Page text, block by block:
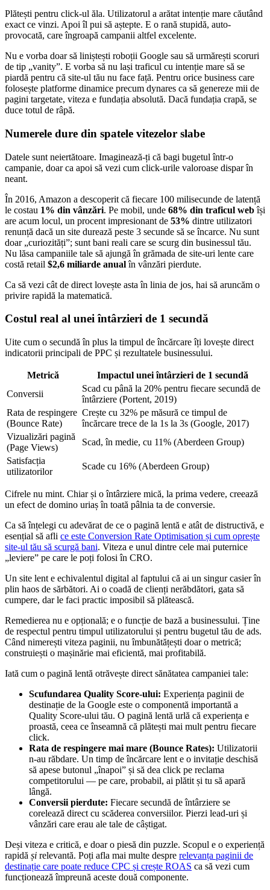
Plătești pentru click-ul ăla. Utilizatorul a arătat intenție mare căutând
exact ce vinzi. Apoi îl pui să aștepte. E o rană stupidă, auto-
provocată, care îngroapă campanii altfel excelente.
Nu e vorba doar să liniștești roboții Google sau să urmărești scoruri
de tip „vanity”. E vorba să nu lași traficul cu intenție mare să se
piardă pentru că site-ul tău nu face față. Pentru orice business care
folosește platforme dinamice precum dynares ca să genereze mii de
pagini targetate, viteza e fundația absolută. Dacă fundația crapă, se
duce totul de râpă.
Numerele dure din spatele vitezelor slabe
Datele sunt neiertătoare. Imaginează-ți că bagi bugetul într-o
campanie, doar ca apoi să vezi cum click-urile valoroase dispar în
neant.
În 2016, Amazon a descoperit că fiecare 100 milisecunde de latență
le costau 1% din vânzări. Pe mobil, unde 68% din traficul webîși
are acum locul, un procent impresionant de 53% dintre utilizatori
renunță dacă un site durează peste 3 secunde să se încarce. Nu sunt
doar „curiozități”; sunt bani reali care se scurg din businessul tău.
Nu lăsa campaniile tale să ajungă în grămada de site-uri lente care
costă retail $2,6 miliarde anualîn vânzări pierdute.
Ca să vezi cât de direct lovește asta în linia de jos, hai să aruncăm o
privire rapidă la matematică.
Costul real al unei întârzieri de 1 secundă
Uite cum o secundă în plus la timpul de încărcare îți lovește direct
indicatorii principali de PPC și rezultatele businessului.
Metrică
Impactul unei întârzieri de 1 secundă
Conversii
Scad cu până la 20% pentru fiecare secundă de
întârziere (Portent, 2019)
Rata de respingere
(Bounce Rate)
Crește cu 32% pe măsură ce timpul de
încărcare trece de la 1s la 3s (Google, 2017)
Vizualizări pagină
(Page Views)
Scad, în medie, cu 11% (Aberdeen Group)
Satisfacția
utilizatorilor
Scade cu 16% (Aberdeen Group)
Cifrele nu mint. Chiar și o întârziere mică, la prima vedere, creează
un efect de domino uriaș în toată pâlnia ta de conversie.
Ca să înțelegi cu adevărat de ce o pagină lentă e atât de distructivă, e
esențial să afli ce este Conversion Rate Optimisation și cum oprește
site-ul tău să scurgă bani. Viteza e unul dintre cele mai puternice
„leviere” pe care le poți folosi în CRO.
Un site lent e echivalentul digital al faptului că ai un singur casier în
plin haos de sărbători. Ai o coadă de clienți nerăbdători, gata să
cumpere, dar le faci practic imposibil să plătească.
Remedierea nu e opțională; e o funcție de bază a businessului. Ține
de respectul pentru timpul utilizatorului și pentru bugetul tău de ads.
Când nimerești viteza paginii, nu îmbunătățești doar o metrică;
construiești o mașinărie mai eficientă, mai profitabilă.
Iată cum o pagină lentă otrăvește direct sănătatea campaniei tale:
Scufundarea Quality Score-ului: Experiența paginii de
destinație de la Google este o componentă importantă a
Quality Score-ului tău. O pagină lentă urlă că experiența e
proastă, ceea ce înseamnă că plătești mai mult pentru fiecare
click.
Rata de respingere mai mare (Bounce Rates): Utilizatorii
n-au răbdare. Un timp de încărcare lent e o invitație deschisă
să apese butonul „înapoi” și să dea click pe reclama
competitorului — pe care, probabil, ai plătit și tu să apară
lângă.
Conversii pierdute: Fiecare secundă de întârziere se
corelează direct cu scăderea conversiilor. Pierzi lead-uri și
vânzări care erau ale tale de câștigat.
Deși viteza e critică, e doar o piesă din puzzle. Scopul e o experiență
rapidă și relevantă. Poți afla mai multe despre relevanța paginii de
destinație care poate reduce CPC și crește ROAS ca să vezi cum
funcționează împreună aceste două componente.